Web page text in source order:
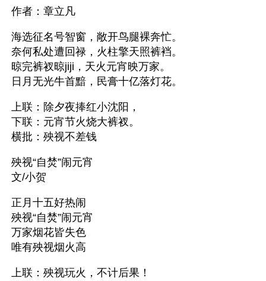
作者：章立凡
海选征名号智窗，敞开鸟腿裸奔忙。
奈何私处遭回禄，火柱擎天照裤裆。
晾完裤衩晾jiji，天火元宵映万家。
日月无光牛首黯，民膏十亿落灯花。
上联：除夕夜捧红小沈阳，
下联：元宵节火烧大裤衩。
横批：殃视不差钱
殃视“自焚”闹元宵
文/小贺
正月十五好热闹
殃视“自焚”闹元宵
万家烟花皆失色
唯有殃视烟火高
上联：殃视玩火，不计后果！